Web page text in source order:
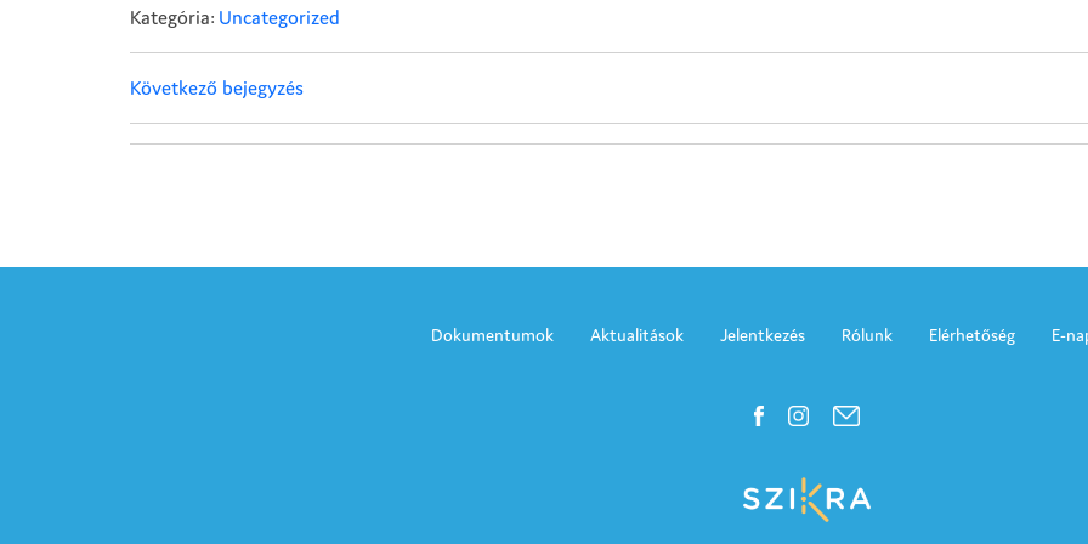
Kategória: Uncategorized
Következő bejegyzés
Dokumentumok Aktualitások Jelentkezés Rólunk Elérhetőség E-